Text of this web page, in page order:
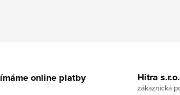
online platby Hitra s.r.o.